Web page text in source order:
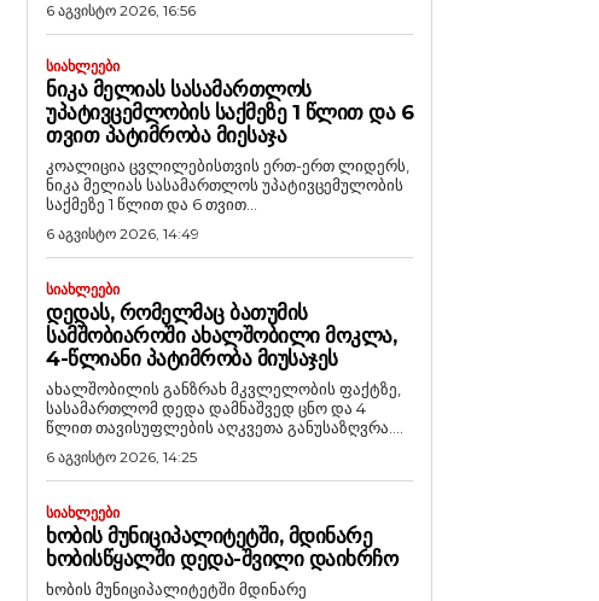
6 აგვისტო 2026, 16:56
ᲡᲘᲐᲮᲚᲔᲔᲑᲘ
ᲜᲘᲙᲐ ᲛᲔᲚᲘᲐᲡ ᲡᲐᲡᲐᲛᲐᲠᲗᲚᲝᲡ
ᲣᲞᲐᲢᲘᲕᲪᲔᲛᲚᲝᲑᲘᲡ ᲡᲐᲥᲛᲔᲖᲔ 1 ᲬᲚᲘᲗ ᲓᲐ 6
ᲗᲕᲘᲗ ᲞᲐᲢᲘᲛᲠᲝᲑᲐ ᲛᲘᲔᲡᲐᲯᲐ
კოალიცია ცვლილებისთვის ერთ-ერთ ლიდერს,
ნიკა მელიას სასამართლოს უპატივცემულობის
საქმეზე 1 წლით და 6 თვით...
6 აგვისტო 2026, 14:49
ᲡᲘᲐᲮᲚᲔᲔᲑᲘ
ᲓᲔᲓᲐᲡ, ᲠᲝᲛᲔᲚᲛᲐᲪ ᲑᲐᲗᲣᲛᲘᲡ
ᲡᲐᲛᲨᲝᲑᲘᲐᲠᲝᲨᲘ ᲐᲮᲐᲚᲨᲝᲑᲘᲚᲘ ᲛᲝᲙᲚᲐ,
4-ᲬᲚᲘᲐᲜᲘ ᲞᲐᲢᲘᲛᲠᲝᲑᲐ ᲛᲘᲣᲡᲐᲯᲔᲡ
ახალშობილის განზრახ მკვლელობის ფაქტზე,
სასამართლომ დედა დამნაშვედ ცნო და 4
წლით თავისუფლების აღკვეთა განუსაზღვრა....
6 აგვისტო 2026, 14:25
ᲡᲘᲐᲮᲚᲔᲔᲑᲘ
ᲮᲝᲑᲘᲡ ᲛᲣᲜᲘᲪᲘᲞᲐᲚᲘᲢᲔᲢᲨᲘ, ᲛᲓᲘᲜᲐᲠᲔ
ᲮᲝᲑᲘᲡᲬᲧᲐᲚᲨᲘ ᲓᲔᲓᲐ-ᲨᲕᲘᲚᲘ ᲓᲐᲘᲮᲠᲩᲝ
ხობის მუნიციპალიტეტში მდინარე